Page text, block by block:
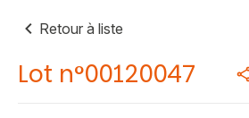
Retour à liste
Lot n°00120047